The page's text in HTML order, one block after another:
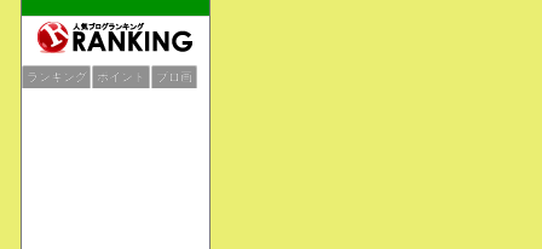
ランキング ポイント ブロ画